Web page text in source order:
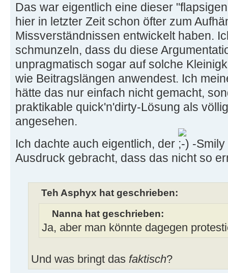
Das war eigentlich eine dieser
hier in letzter Zeit schon öfter zum
Missverständnissen entwickelt haben.
schmunzeln, dass du diese
unpragmatisch sogar auf solche
wie Beitragslängen anwendest. Ich
hätte das nur einfach nicht gemacht,
praktikable quick'n'dirty-Lösung als
angesehen.
Ich dachte auch eigentlich, der
-
Ausdruck gebracht, dass das nicht so
Teh Asphyx hat geschrieben:
Nanna hat geschrieben:
Ja, aber man könnte dagegen
Und was bringt das faktisch?